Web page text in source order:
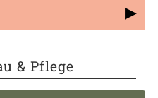
& Pflege